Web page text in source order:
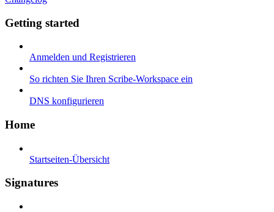
Getting started
Anmelden und Registrieren
So richten Sie Ihren Scribe-Workspace ein
DNS konfigurieren
Home
Startseiten-Übersicht
Signatures